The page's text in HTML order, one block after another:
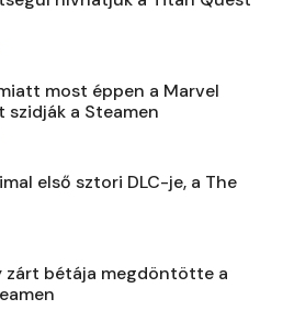
most éppen a Marvel
szidják a Steamen
első sztori DLC-je, a The
zárt bétája megdöntötte a